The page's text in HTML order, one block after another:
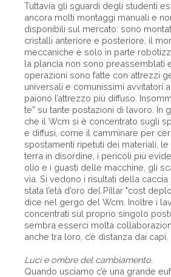
Tuttavia gli sguardi degli studenti
ancora molti montaggi manuali e
disponibili sul mercato: sono
cristalli anteriore e posteriore, il
meccaniche è solo in parte
la plancia non sono preassemblati
operazioni sono fatte con attrezzi
universali e comunissimi avvitatori
paiono l’attrezzo più diffuso.
te” su tante postazioni di lavoro. In
che il Wcm si è concentrato sugli
e diffusi, come il camminare per
spostamenti ripetuti dei materiali,
terra in disordine, i pericoli più
olio e i guasti delle macchine, gli
via. Si vedono i risultati della caccia
stata l’età d’oro del Pillar "cost
dice nel gergo del Wcm. Inoltre i
concentrati sul proprio singolo
sembra esserci molta
anche tra loro, c’è distanza dai capi.
Luci e ombre del cambiamento.
Quando usciamo c’è una grande